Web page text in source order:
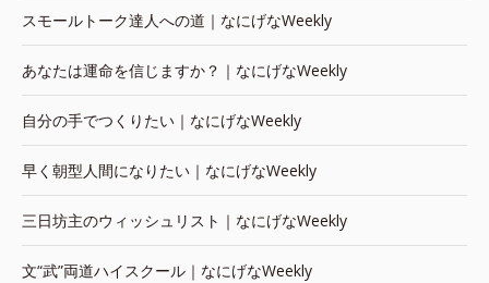
スモールトーク達人への道｜なにげなWeekly
あなたは運命を信じますか？｜なにげなWeekly
自分の手でつくりたい｜なにげなWeekly
早く朝型人間になりたい｜なにげなWeekly
三日坊主のウィッシュリスト｜なにげなWeekly
文“武”両道ハイスクール｜なにげなWeekly